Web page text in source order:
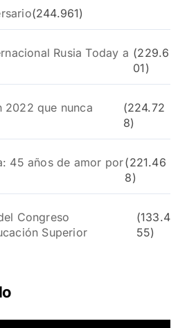
(244.961)
Rusia Today a (229.6
01)
2022 que nunca
(224.72
8)
45 años de amor por(221.46
8)
Congreso
Superior
(133.4
55)